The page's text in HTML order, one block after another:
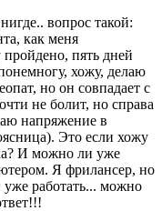
вопрос такой:
как меня
пять дней
хожу, делаю
но он совпадает с
не болит, но справа
напряжение в
Это если хожу
И можно ли уже
Я фрилансер, но
уже работать... можно